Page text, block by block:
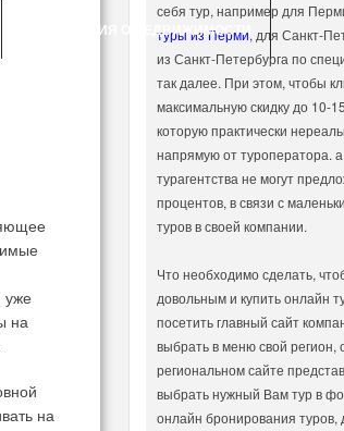
ОБЪЯВЛЕНИЯ О НЕДВИЖИМОСТИ
уже
на
на
себя тур, например для
туры из Перми, для Санкт-
из Санкт-Петербурга по
так далее. При этом, чтобы
максимальную скидку до 10-
которую практически
напрямую от туроператора.
турагентства не могут
процентов, в связи с
туров в своей компании.
Что необходимо сделать,
довольным и купить онлайн
посетить главный сайт
выбрать в меню свой регион,
региональном сайте
выбрать нужный Вам тур в
онлайн бронирования туров,